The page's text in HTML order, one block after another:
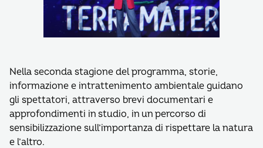
Nella seconda stagione del programma, storie,
informazione e intrattenimento ambientale guidano
gli spettatori, attraverso brevi documentari e
approfondimenti in studio, in un percorso di
sensibilizzazione sull’importanza di rispettare la natura
e l’altro.